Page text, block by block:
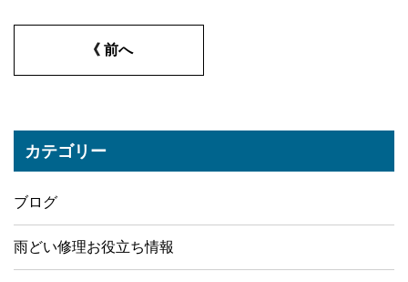
《 前へ
カテゴリー
ブログ
雨どい修理お役立ち情報